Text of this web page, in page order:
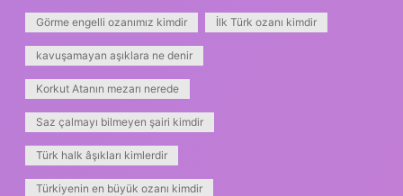
Görme engelli ozanımız kimdir İlk Türk ozanı kimdir
kavuşamayan aşıklara ne denir
Korkut Atanın mezarı nerede
Saz çalmayı bilmeyen şairi kimdir
Türk halk âşıkları kimlerdir
Türkiyenin en büyük ozanı kimdir